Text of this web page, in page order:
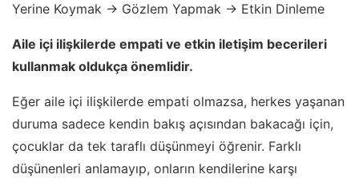
Yerine Koymak -> Gözlem Yapmak -> Etkin Dinleme
Aile içi ilişkilerde empati ve etkin iletişim becerileri
kullanmak oldukça önemlidir.
Eğer aile içi ilişkilerde empati olmazsa, herkes yaşanan
duruma sadece kendin bakış açısından bakacağı için,
çocuklar da tek taraflı düşünmeyi öğrenir. Farklı
düşünenleri anlamayıp, onların kendilerine karşı